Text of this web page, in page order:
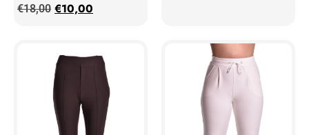
€18,00 €10,00